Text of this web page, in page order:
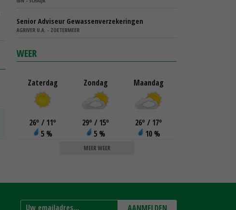
Senior Adviseur Gewassenverzekeringen
AGRIVER U.A. - ZOETERMEER
WEER
Zaterdag
26° / 11°
5 %
Zondag
29° / 15°
5 %
Maandag
26° / 17°
10 %
MEER WEER